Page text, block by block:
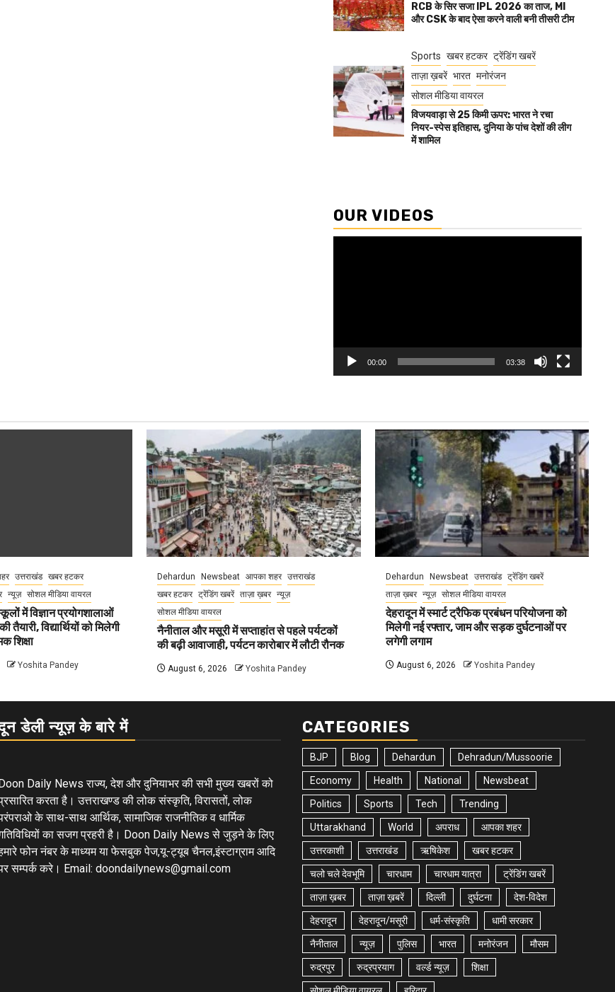
RCB के सिर सजा IPL 2026 का ताज, MI
और CSK के बाद ऐसा करने वाली बनी तीसरी टीम
Sports खबर हटकर ट्रेंडिंग खबरें
ताज़ा ख़बरें भारत मनोरंजन
सोशल मीडिया वायरल
विजयवाड़ा से 25 किमी ऊपर: भारत ने रचा
नियर-स्पेस इतिहास, दुनिया के पांच देशों की लीग
में शामिल
OUR VIDEOS
00:00 03:38
उत्तराखंड
खबर हटकर
न्यूज़ सोशल मीडिया वायरल
में विज्ञान प्रयोगशालाओं
विद्यार्थियों को मिलेगी
शिक्षा
Yoshita Pandey
Dehardun Newsbeat आपका शहर उत्तराखंड
खबर हटकर ट्रेंडिंग खबरें ताज़ा ख़बर न्यूज़
सोशल मीडिया वायरल
नैनीताल और मसूरी में सप्ताहांत से पहले पर्यटकों
की बढ़ी आवाजाही, पर्यटन कारोबार में लौटी रौनक
August 6, 2026 Yoshita Pandey
Dehardun Newsbeat उत्तराखंड
ट्रेंडिंग खबरें
ताज़ा ख़बर
न्यूज़ सोशल मीडिया वायरल
देहरादून में स्मार्ट ट्रैफिक प्रबंधन परियोजना को
मिलेगी नई रफ्तार, जाम और सड़क दुर्घटनाओं पर
लगेगी लगाम
August 6, 2026 Yoshita Pandey
डेली न्यूज़ के बारे में
Doon Daily News राज्य, देश और दुनियाभर की सभी मुख्य खबरों को
करता है। उत्तराखण्ड की लोक संस्कृति, विरासतों, लोक
के साथ-साथ आर्थिक, सामाजिक राजनीतिक व धार्मिक
का सजग प्रहरी है। Doon Daily News से जुड़ने के लिए
फोन नंबर के माध्यम या फेसबुक पेज,यू-ट्यूब चैनल,इंस्टाग्राम आदि
सम्पर्क करे। Email: doondailynews@gmail.com
CATEGORIES
BJP Blog Dehardun Dehradun/Mussoorie
Economy Health National Newsbeat
Politics Sports Tech Trending
Uttarakhand World अपराध आपका शहर
उत्तरकाशी उत्तराखंड ऋषिकेश खबर हटकर
चलो चले देवभूमि चारधाम चारधाम यात्रा ट्रेंडिंग खबरें
ताज़ा ख़बर ताज़ा ख़बरें दिल्ली दुर्घटना देश-विदेश
देहरादून देहरादून/मसूरी धर्म-संस्कृति धामी सरकार
नैनीताल न्यूज़ पुलिस भारत मनोरंजन मौसम
रुद्रपुर रुद्रप्रयाग वर्ल्ड न्यूज़ शिक्षा